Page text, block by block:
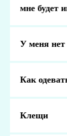
мне будет
У меня нет
Как
Клещи